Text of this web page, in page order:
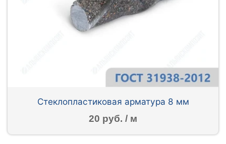
Стеклопластиковая арматура 8 мм
20 руб. / м